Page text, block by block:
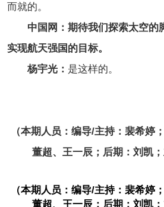
而就的。
中国网：期待我们探索太空的
实现航天强国的目标。
杨宇光： 是这样的。
（本期人员：编导/主持：裴希婷
董超、王一辰；后期：刘凯；
（本期人员：编导/主持：裴希婷
董超、王一辰；后期：刘凯；